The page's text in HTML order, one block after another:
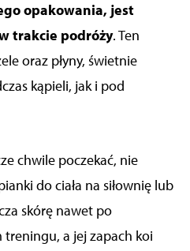
opakowania, jest
trakcie podróży. Ten
oraz płyny, świetnie
kąpieli, jak i pod
chwile poczekać, nie
do ciała na siłownię lub
skórę nawet po
a jej zapach koi